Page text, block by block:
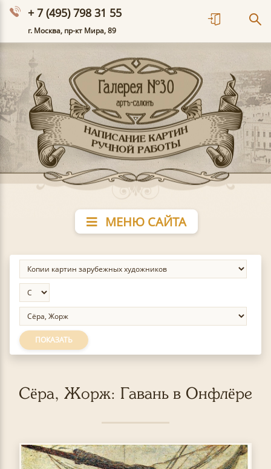
+ 7 (495) 798 31 55
г. Москва, пр-кт Мира, 89
МЕНЮ САЙТА
ПОКАЗАТЬ
Сёра, Жорж: Гавань в Онфлёре